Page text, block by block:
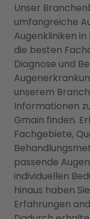
Unser
umfangreiche
Augenkliniken in
die besten
Diagnose und
unserem
Informationen
Gmain finden.
Fachgebiete,
passende
individuellen
hinaus haben
Erfahrungen